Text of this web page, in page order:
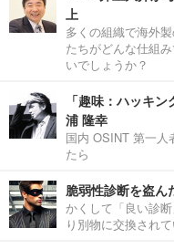
上
多くの組織で海外
たちがどんな仕組
いでしょうか？
「趣味：ハッキ
浦 隆幸
国内 OSINT 第一人
たら
脆弱性診断を盗ん
かくして「良い診
り別物に交換され